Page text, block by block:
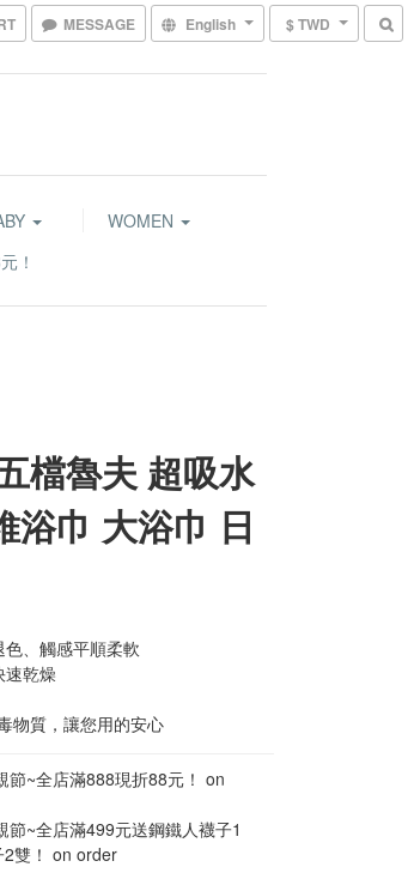
MESSAGE English $ TWD
WOMEN
！
檔魯夫 超吸水
浴巾 大浴巾 日
、觸感平順柔軟
乾燥
物質，讓您用的安心
節~全店滿888現折88元！ on
節~全店滿499元送鋼鐵人襪子1
雙！ on order